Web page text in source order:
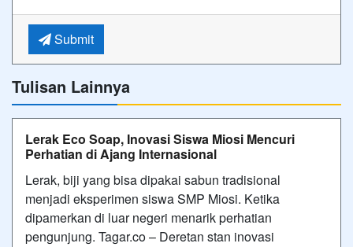
Submit
Tulisan Lainnya
Lerak Eco Soap, Inovasi Siswa Miosi Mencuri
Perhatian di Ajang Internasional
Lerak, biji yang bisa dipakai sabun tradisional
menjadi eksperimen siswa SMP Miosi. Ketika
dipamerkan di luar negeri menarik perhatian
pengunjung. Tagar.co – Deretan stan inovasi